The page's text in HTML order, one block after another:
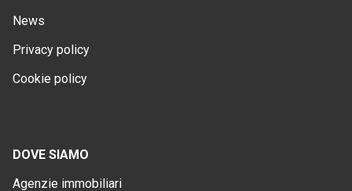
News
Privacy policy
Cookie policy
DOVE SIAMO
Agenzie immobiliari